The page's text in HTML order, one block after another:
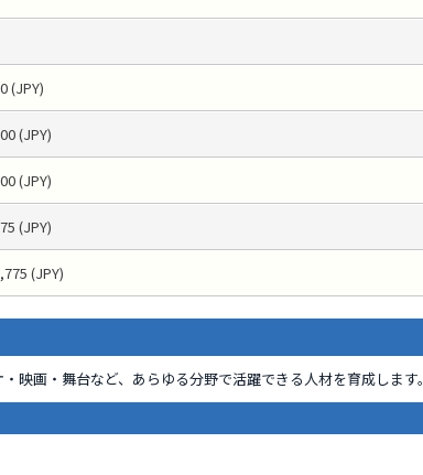
(JPY)
(JPY)
(JPY)
(JPY)
(JPY)
映画・舞台など、あらゆる分野で活躍できる人材を育成します。